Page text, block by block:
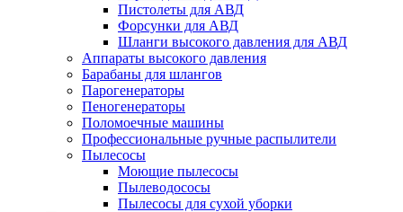
Пистолеты для АВД
Форсунки для АВД
Шланги высокого давления для АВД
Аппараты высокого давления
Барабаны для шлангов
Парогенераторы
Пеногенераторы
Поломоечные машины
Профессиональные ручные распылители
Пылесосы
Моющие пылесосы
Пылеводососы
Пылесосы для сухой уборки